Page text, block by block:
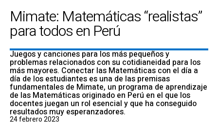
Mimate: Matemáticas “realistas”
para todos en Perú
Juegos y canciones para los más pequeños y
problemas relacionados con su cotidianeidad para los
más mayores. Conectar las Matemáticas con el día a
día de los estudiantes es una de las premisas
fundamentales de Mimate, un programa de aprendizaje
de las Matemáticas originado en Perú en el que los
docentes juegan un rol esencial y que ha conseguido
resultados muy esperanzadores.
24 febrero 2023